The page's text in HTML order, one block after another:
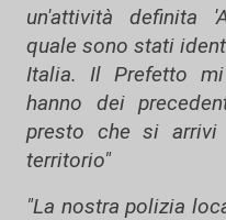
un'attività definita
quale sono stati
Italia. Il Prefetto
hanno dei
presto che si
territorio"
"La nostra polizia